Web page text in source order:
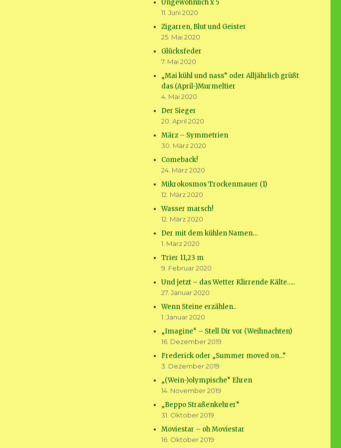
Ungewöhnlich x 5
11. Juni 2020
Zigarren, Blut und Geister
25. Mai 2020
Glücksfeder
7. Mai 2020
„Mai kühl und nass“ oder Alljährlich grüßt
das (April-)Murmeltier
4. Mai 2020
Der Sieger
20. April 2020
März – Symmetrien
30. März 2020
Comeback!
24. März 2020
Mikrokosmos Trockenmauer (1)
12. März 2020
Wasser marsch!
12. März 2020
Der mit dem kühlen Namen…
1. März 2020
Trier 11,23 m
9. Februar 2020
Und jetzt – das Wetter Klirrende Kälte…..
27. Januar 2020
Wenn Steine erzählen..
1. Januar 2020
„Imagine“ – Stell Dir vor (Weihnachten)
16. Dezember 2019
Frederick oder „Summer moved on…“
3. Dezember 2019
„(Wein-)olympische“ Ehren
14. November 2019
„Beppo Straßenkehrer“
31. Oktober 2019
Moviestar – oh Moviestar
16. Oktober 2019